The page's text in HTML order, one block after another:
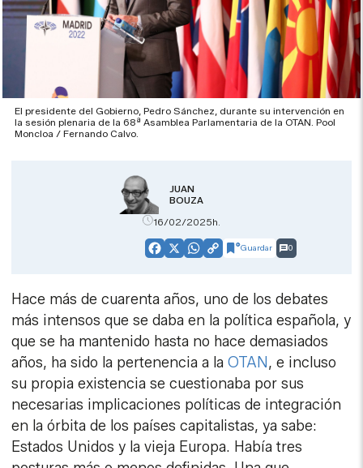
El presidente del Gobierno, Pedro Sánchez, durante su intervención en
la sesión plenaria de la 68ª Asamblea Parlamentaria de la OTAN. Pool
Moncloa / Fernando Calvo.
JUAN
BOUZA
16/02/2025h.
Facebook
X WhatsApp
CopyGuardar 0
Hace más de cuarenta años, uno de los debates
más intensos que se daba en la política española, y
que se ha mantenido hasta no hace demasiados
años, ha sido la pertenencia a la OTAN, e incluso
su propia existencia se cuestionaba por sus
necesarias implicaciones políticas de integración
en la órbita de los países capitalistas, ya sabe:
Estados Unidos y la vieja Europa. Había tres